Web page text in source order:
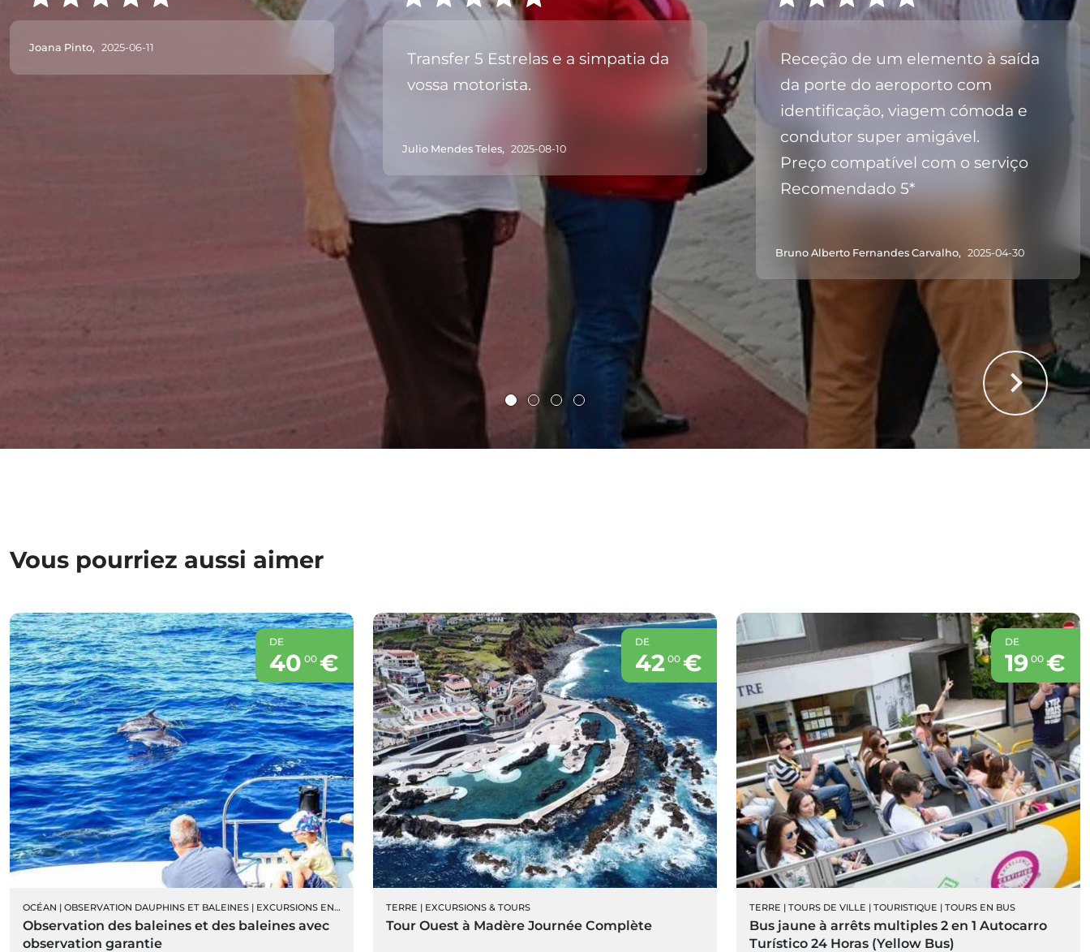
Joana Pinto, 2025-06-11
Transfer 5 Estrelas e a simpatia da
vossa motorista.
Julio Mendes Teles, 2025-08-10
Receção de um elemento à saída
da porte do aeroporto com
identificação, viagem cómoda e
condutor super amigável.
Preço compatível com o serviço
Recomendado 5*
Bruno Alberto Fernandes Carvalho, 2025-04-30
Vous pourriez aussi aimer
DE
40 00 €
OCÉAN | OBSERVATION DAUPHINS ET BALEINES | EXCURSIONS EN BATEAU
Observation des baleines et des baleines avec
observation garantie
DE
42 00 €
TERRE | EXCURSIONS & TOURS
Tour Ouest à Madère Journée Complète
DE
19 00 €
TERRE | TOURS DE VILLE | TOURISTIQUE | TOURS EN BUS
Bus jaune à arrêts multiples 2 en 1 Autocarro
Turístico 24 Horas (Yellow Bus)